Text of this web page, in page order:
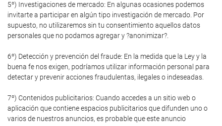
5º) Investigaciones de mercado: En algunas ocasiones podemos
invitarte a participar en algún tipo investigación de mercado. Por
supuesto, no utilizaremos sin tu consentimiento aquellos datos
personales que no podamos agregar y ?anonimizar?.
6º) Detección y prevención del fraude: En la medida que la Ley y la
buena fe nos exigen, podríamos utilizar información personal para
detectar y prevenir acciones fraudulentas, ilegales o indeseadas.
7º) Contenidos publicitarios: Cuando accedes a un sitio web o
aplicación que contiene espacios publicitarios que difunden uno o
varios de nuestros anuncios, es probable que este anuncio